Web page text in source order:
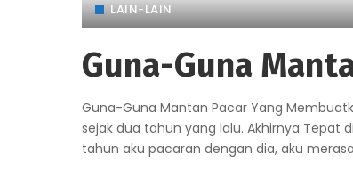
LAIN-LAIN
Guna-Guna
Guna-Guna Mantan Pacar Yang
sejak dua tahun yang lalu. Akhirnya Tepat
tahun aku pacaran dengan dia, aku